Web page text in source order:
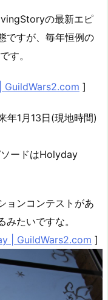
の最新エピ
ですが、毎年恒例の
す。
GuildWars2.com ]
年1月13日(現地時間)
ードはHolyday
ョンコンテストがあ
たいですな。
| GuildWars2.com ]